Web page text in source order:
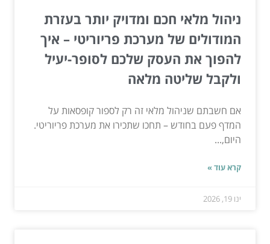
ניהול מלאי חכם ומדויק יותר בעזרת
המודולים של מערכת פריוריטי – איך
להפוך את העסק שלכם לסופר-יעיל
ולקבל שליטה מלאה
אם חשבתם שניהול מלאי זה רק לספור קופסאות על
המדף פעם בחודש – תחכו שתכירו את מערכת פריוריטי.
היום,...
קרא עוד »
ינו 19, 2026